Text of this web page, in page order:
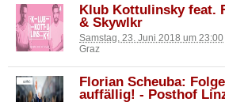
Klub Kottulinsky feat.
& Skywlkr
Samstag, 23. Juni 2018 um 23:00
Graz
Florian Scheuba:
auffällig! - Posthof